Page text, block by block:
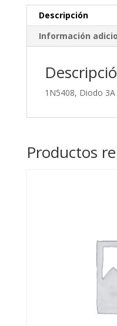
Descripción
Información
1N5408, Diodo
Productos